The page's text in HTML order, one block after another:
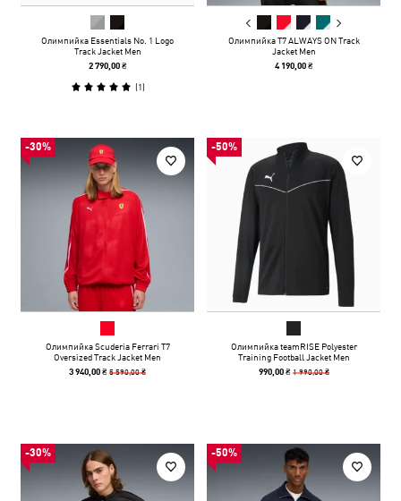
Олимпийка Essentials No. 1 Logo
Track Jacket Men
2 790,00 ₴
(1)
Олимпийка T7 ALWAYS ON Track
Jacket Men
4 190,00 ₴
-30%
Олимпийка Scuderia Ferrari T7
Oversized Track Jacket Men
3 940,00 ₴5 590,00 ₴
-50%
Олимпийка teamRISE Polyester
Training Football Jacket Men
990,00 ₴ 1 990,00 ₴
-30% -50%